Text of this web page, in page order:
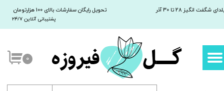
تحویل رایگان سفارشات بالای 100 هزارتومان
پشتیبانی آنلاین ۲۴/۷
شگفت انگیز 28 تا 30 آذر
تغییر کلمه عبور
سفارشات
۰